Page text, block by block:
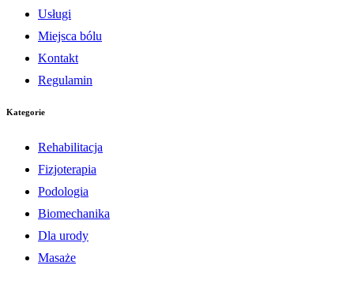
Usługi
Miejsca bólu
Kontakt
Regulamin
Kategorie
Rehabilitacja
Fizjoterapia
Podologia
Biomechanika
Dla urody
Masaże